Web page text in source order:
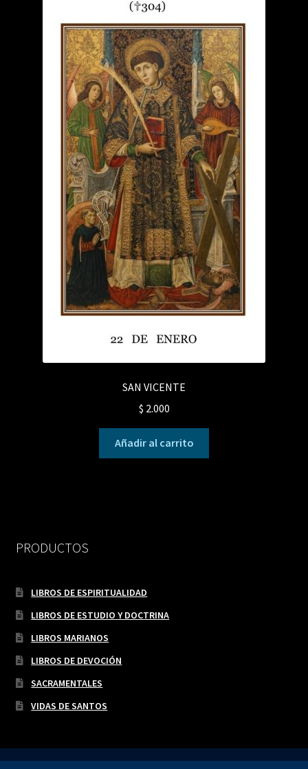
SAN VICENTE
$ 2.000
Añadir al carrito
PRODUCTOS
LIBROS DE ESPIRITUALIDAD
LIBROS DE ESTUDIO Y DOCTRINA
LIBROS MARIANOS
LIBROS DE DEVOCIÓN
SACRAMENTALES
VIDAS DE SANTOS